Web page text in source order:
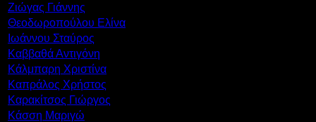
Ζιώγας Γιάννης
Θεοδωροπούλου Ελίνα
Ιωάννου Σταύρος
Καββαθά Αντιγόνη
Κάλμπαρη Χριστίνα
Καπράλος Χρήστος
Καρακίτσος Γιώργος
Κάσση Μαριγώ